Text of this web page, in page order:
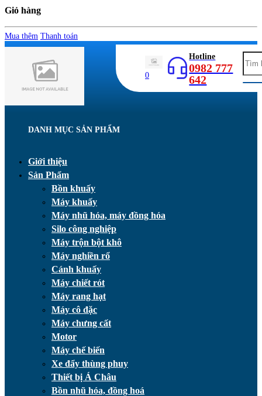
Giỏ hàng
Mua thêm Thanh toán
0
Hotline
0982 777
642
DANH MỤC SẢN PHẨM
Giới thiệu
Sản Phẩm
Bồn khuấy
Máy khuấy
Máy nhũ hóa, máy đồng hóa
Silo công nghiệp
Máy trộn bột khô
Máy nghiền rổ
Cánh khuấy
Máy chiết rót
Máy rang hạt
Máy cô đặc
Máy chưng cất
Motor
Máy chế biến
Xe đẩy thùng phuy
Thiết bị Á Châu
Bồn nhũ hóa, đồng hoá